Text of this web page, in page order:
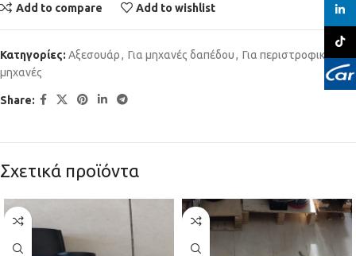
Add to compare Add to wishlist
Κατηγορίες: Αξεσουάρ, Για μηχανές δαπέδου, Για περιστροφικές
μηχανές
Share:
Σχετικά προϊόντα